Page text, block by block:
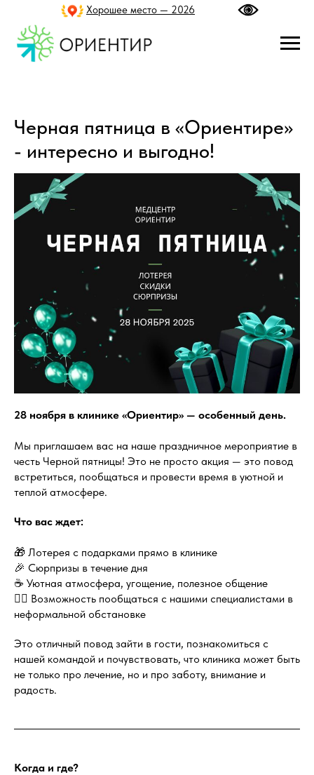
Хорошее место — 2026
Черная пятница в «Ориентире»
- интересно и выгодно!
28 ноября в клинике «Ориентир» — особенный день.
Мы приглашаем вас на наше праздничное мероприятие в
честь Черной пятницы! Это не просто акция — это повод
встретиться, пообщаться и провести время в уютной и
теплой атмосфере.
Что вас ждет:
🎁 Лотерея с подарками прямо в клинике
🎉 Сюрпризы в течение дня
☕ Уютная атмосфера, угощение, полезное общение
👩‍⚕️ Возможность пообщаться с нашими специалистами в
неформальной обстановке
Это отличный повод зайти в гости, познакомиться с
нашей командой и почувствовать, что клиника может быть
не только про лечение, но и про заботу, внимание и
радость.
Когда и где?